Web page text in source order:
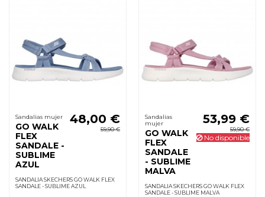
Sandalias mujer
GO WALK
FLEX
SANDALE -
SUBLIME
AZUL
48,00 €
59,90 €
SANDALIA SKECHERS GO WALK FLEX
SANDALE - SUBLIME AZUL
Sandalias
mujer
GO WALK
FLEX
SANDALE
- SUBLIME
MALVA
53,99 €
59,90 €
No disponible
SANDALIA SKECHERS GO WALK FLEX
SANDALE - SUBLIME MALVA